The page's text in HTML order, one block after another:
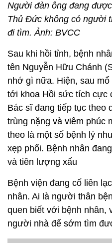
Người đàn ông đang
Thủ Đức không có người
đi tìm. Ảnh: BVCC
Sau khi hồi tỉnh, bệnh
tên Nguyễn Hữu Chánh
nhớ gì nữa. Hiện, sau
tới khoa Hồi sức tích cực
Bác sĩ đang tiếp tục theo
trùng nặng và viêm phúc
theo là một số bệnh lý
xẹp phổi. Bệnh nhân
và tiên lượng xấu
Bệnh viện đang cố liên
nhân. Ai là người thân
quen biết với bệnh nhân,
người nhà để sớm tìm